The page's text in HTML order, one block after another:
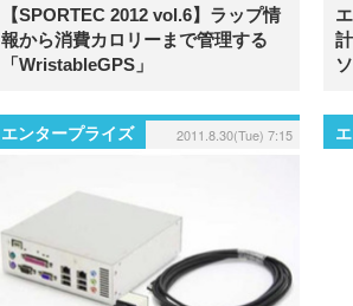
【SPORTEC 2012 vol.6】ラップ情
報から消費カロリーまで管理する
「WristableGPS」
エンタープライズ 2011.8.30(Tue) 7:15